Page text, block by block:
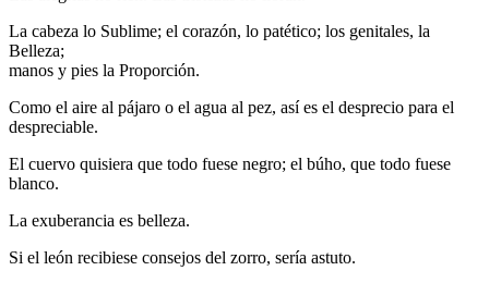
La cabeza lo Sublime; el corazón, lo patético; los genitales, la
Belleza;
manos y pies la Proporción.
Como el aire al pájaro o el agua al pez, así es el desprecio para el
despreciable.
El cuervo quisiera que todo fuese negro; el búho, que todo fuese
blanco.
La exuberancia es belleza.
Si el león recibiese consejos del zorro, sería astuto.